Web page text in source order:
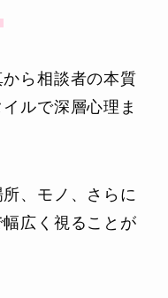
ら相談者の本質
ルで深層心理ま
、モノ、さらに
広く視ることが